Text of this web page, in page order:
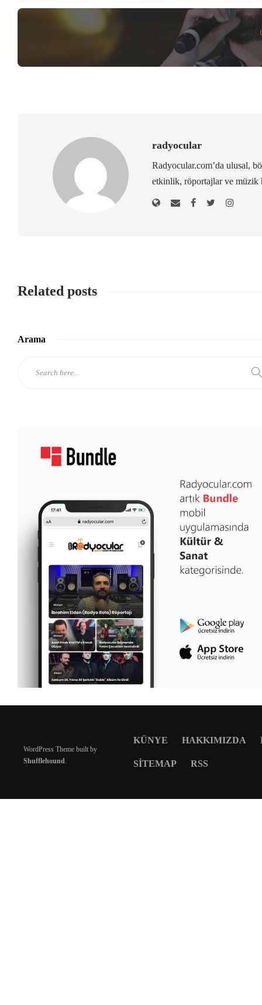
radyocular
Radyocular.com’da ulusal,
etkinlik, röportajlar ve müzik
Related posts
Arama
WordPress Theme built by
Shufflehound.
KÜNYE HAKKIMIZDA
SITEMAP RSS